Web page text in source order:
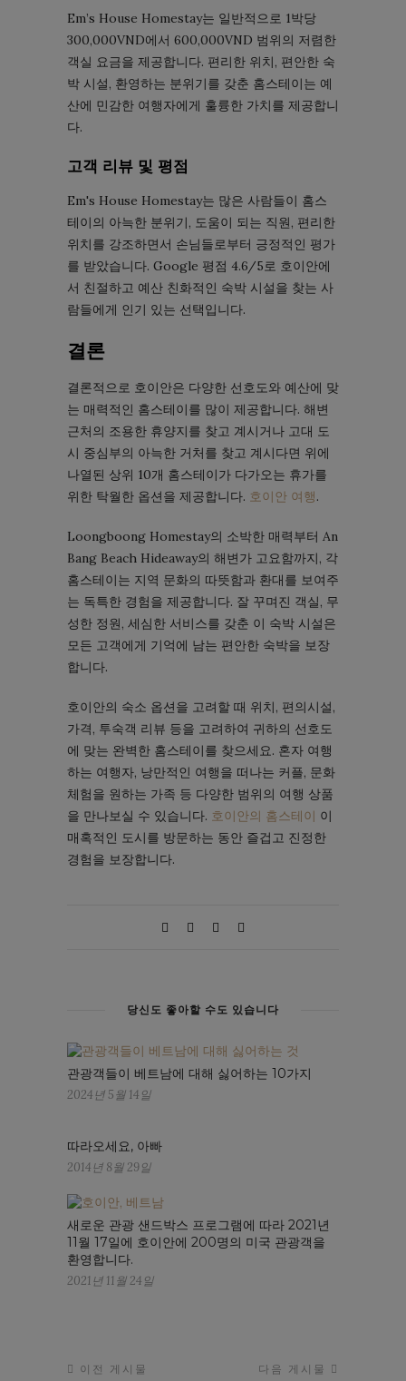
Em’s House Homestay는 일반적으로 1박당
300,000VND에서 600,000VND 범위의 저렴한
객실 요금을 제공합니다. 편리한 위치, 편안한 숙
박 시설, 환영하는 분위기를 갖춘 홈스테이는 예
산에 민감한 여행자에게 훌륭한 가치를 제공합니
다.
고객 리뷰 및 평점
Em's House Homestay는 많은 사람들이 홈스
테이의 아늑한 분위기, 도움이 되는 직원, 편리한
위치를 강조하면서 손님들로부터 긍정적인 평가
를 받았습니다. Google 평점 4.6/5로 호이안에
서 친절하고 예산 친화적인 숙박 시설을 찾는 사
람들에게 인기 있는 선택입니다.
결론
결론적으로 호이안은 다양한 선호도와 예산에 맞
는 매력적인 홈스테이를 많이 제공합니다. 해변
근처의 조용한 휴양지를 찾고 계시거나 고대 도
시 중심부의 아늑한 거처를 찾고 계시다면 위에
나열된 상위 10개 홈스테이가 다가오는 휴가를
위한 탁월한 옵션을 제공합니다. 호이안 여행.
Loongboong Homestay의 소박한 매력부터 An
Bang Beach Hideaway의 해변가 고요함까지, 각
홈스테이는 지역 문화의 따뜻함과 환대를 보여주
는 독특한 경험을 제공합니다. 잘 꾸며진 객실, 무
성한 정원, 세심한 서비스를 갖춘 이 숙박 시설은
모든 고객에게 기억에 남는 편안한 숙박을 보장
합니다.
호이안의 숙소 옵션을 고려할 때 위치, 편의시설,
가격, 투숙객 리뷰 등을 고려하여 귀하의 선호도
에 맞는 완벽한 홈스테이를 찾으세요. 혼자 여행
하는 여행자, 낭만적인 여행을 떠나는 커플, 문화
체험을 원하는 가족 등 다양한 범위의 여행 상품
을 만나보실 수 있습니다. 호이안의 홈스테이 이
매혹적인 도시를 방문하는 동안 즐겁고 진정한
경험을 보장합니다.
당신도 좋아할 수도 있습니다
관광객들이 베트남에 대해 싫어하는 10가지
2024년 5월 14일
따라오세요, 아빠
2014년 8월 29일
새로운 관광 샌드박스 프로그램에 따라 2021년
11월 17일에 호이안에 200명의 미국 관광객을
환영합니다.
2021년 11월 24일
이전 게시물 다음 게시물